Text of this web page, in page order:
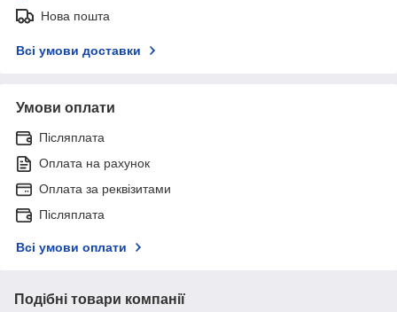
Нова пошта
Всі умови доставки
Умови оплати
Післяплата
Оплата на рахунок
Оплата за реквізитами
Післяплата
Всі умови оплати
Подібні товари компанії